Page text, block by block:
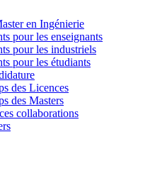
en Ingénierie
pour les enseignants
pour les industriels
pour les étudiants
des Licences
des Masters
collaborations